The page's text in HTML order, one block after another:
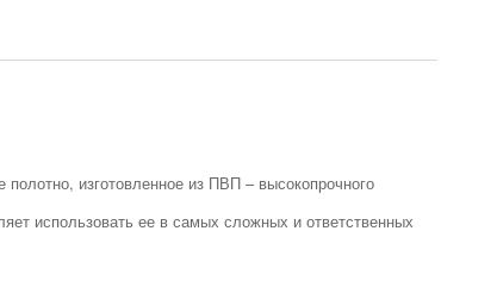
изготовленное из ПВП – высокопрочного
использовать ее в самых сложных и ответственных